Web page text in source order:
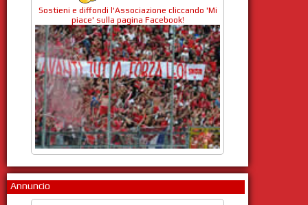
Sostieni e diffondi l'Associazione cliccando 'Mi
piace' sulla pagina Facebook!
Annuncio